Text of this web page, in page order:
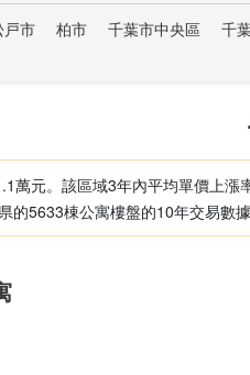
戸市 柏市 千葉市中央區 千
千葉市
元。該區域3年內平均單價上漲
的5633棟公寓樓盤的10年交易數